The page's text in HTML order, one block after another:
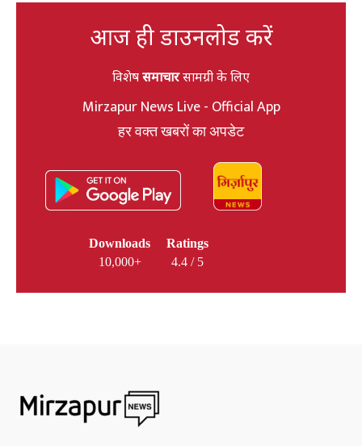
आज ही डाउनलोड करें
विशेषसमाचारसामग्री के लिए
Mirzapur News Live - Official App
हर वक्त खबरों का अपडेट
Downloads
10,000+
Ratings
4.4 / 5